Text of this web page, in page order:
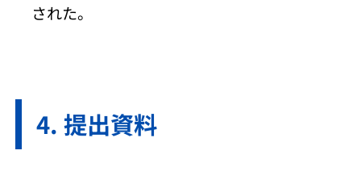
された。
提出資料